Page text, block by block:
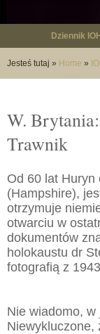
Dziennik
Jesteś tutaj » Home »
W.
Trawnik
Od 60 lat Huryn
(Hampshire),
otrzymuje
otwarciu w
dokumentów
holokaustu dr
fotografią z
Nie wiadomo, w
Niewykluczone,